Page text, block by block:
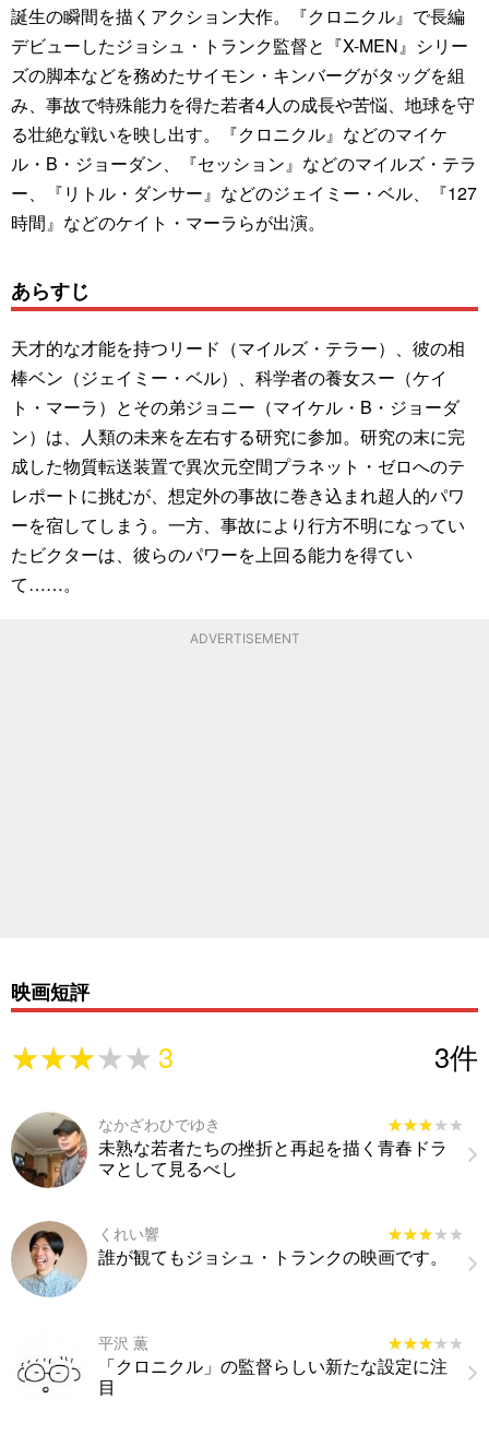
誕生の瞬間を描くアクション大作。『クロニクル』で長編
デビューしたジョシュ・トランク監督と『X-MEN』シリー
ズの脚本などを務めたサイモン・キンバーグがタッグを組
み、事故で特殊能力を得た若者4人の成長や苦悩、地球を守
る壮絶な戦いを映し出す。『クロニクル』などのマイケ
ル・B・ジョーダン、『セッション』などのマイルズ・テラ
ー、『リトル・ダンサー』などのジェイミー・ベル、『127
時間』などのケイト・マーラらが出演。
あらすじ
天才的な才能を持つリード（マイルズ・テラー）、彼の相
棒ベン（ジェイミー・ベル）、科学者の養女スー（ケイ
ト・マーラ）とその弟ジョニー（マイケル・B・ジョーダ
ン）は、人類の未来を左右する研究に参加。研究の末に完
成した物質転送装置で異次元空間プラネット・ゼロへのテ
レポートに挑むが、想定外の事故に巻き込まれ超人的パワ
ーを宿してしまう。一方、事故により行方不明になってい
たビクターは、彼らのパワーを上回る能力を得てい
て……。
ADVERTISEMENT
映画短評
★★★★★
★★★★★ 3 3件
なかざわひでゆき ★★★★★
★★★★★
未熟な若者たちの挫折と再起を描く青春ドラ
マとして見るべし
くれい響 ★★★★★
★★★★★
誰が観てもジョシュ・トランクの映画です。
平沢 薫 ★★★★★
★★★★★
「クロニクル」の監督らしい新たな設定に注
目